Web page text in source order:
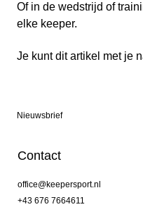
Of in de wedstrijd of
elke keeper.
Je kunt dit artikel met je
Nieuwsbrief
Contact
office@keepersport.nl
+43 676 7664611